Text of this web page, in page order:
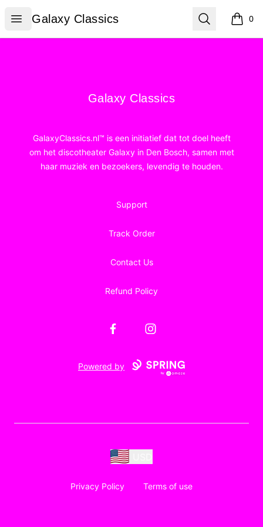
Open menu
Galaxy Classics
Galaxy Classics Search 0
items
Galaxy Classics
Galaxy Classics
GalaxyClassics.nl™ is een initiatief dat tot doel heeft
om het discotheater Galaxy in Den Bosch, samen met
haar muziek en bezoekers, levendig te houden.
Support
Track Order
Contact Us
Refund Policy
FacebookInstagram
Powered by
Privacy Policy Terms of use